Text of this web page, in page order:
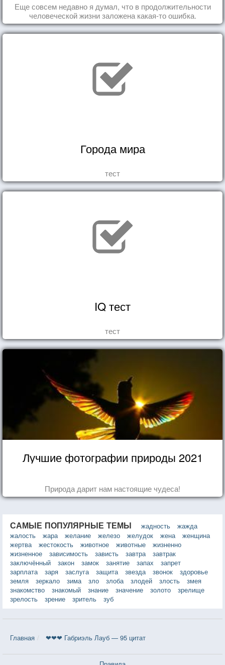
Еще совсем недавно я думал, что в продолжительности
человеческой жизни заложена какая-то ошибка.
Города мира
тест
IQ тест
тест
Лучшие фотографии природы 2021
Природа дарит нам настоящие чудеса!
САМЫЕ ПОПУЛЯРНЫЕ ТЕМЫ жадность
жажда
жалость
жара желание железо желудок жена
женщина
жертва
жестокость животное животные
жизненно
жизненное
зависимость зависть завтра
завтрак
заключённый
закон замок занятие запах
запрет
зарплата
заря заслуга защита звезда звонок
здоровье
земля
зеркало зима зло злоба злодей злость
змея
знакомство
знакомый знание значение золото
зрелище
зрелость
зрение зритель зуб
Главная ❤❤❤ Габриэль Лауб — 95 цитат